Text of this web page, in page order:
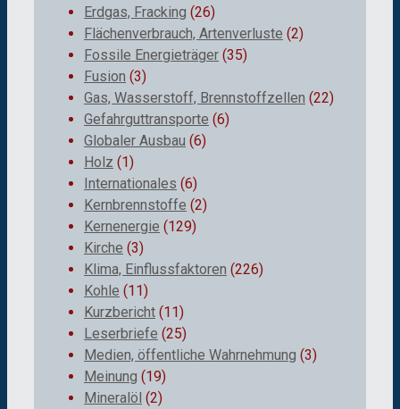
Erdgas, Fracking (26)
Flächenverbrauch, Artenverluste (2)
Fossile Energieträger (35)
Fusion (3)
Gas, Wasserstoff, Brennstoffzellen (22)
Gefahrguttransporte (6)
Globaler Ausbau (6)
Holz (1)
Internationales (6)
Kernbrennstoffe (2)
Kernenergie (129)
Kirche (3)
Klima, Einflussfaktoren (226)
Kohle (11)
Kurzbericht (11)
Leserbriefe (25)
Medien, öffentliche Wahrnehmung (3)
Meinung (19)
Mineralöl (2)